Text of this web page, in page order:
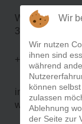
Werner-von-
39116
+49 (391) 73
info@tskst.de
www.tskst.de
Wir
Wir nutzen
ihnen sind
während
können
zulassen
Ablehnung
der Seite zur